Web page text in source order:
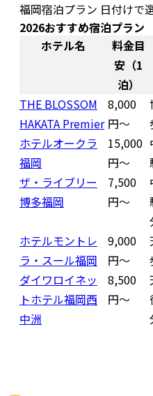
福岡宿泊プラン 日付けで
2026おすすめ宿泊プラン
ホテル名
料金目
安（1
泊）
THE BLOSSOM
HAKATA Premier
8,000
円〜
ホテルオークラ
福岡
15,000
円〜
ザ・ライブリー
博多福岡
7,500
円〜
ホテルモントレ
ラ・スール福岡
9,000
円〜
ダイワロイネッ
トホテル福岡西
中洲
8,500
円〜